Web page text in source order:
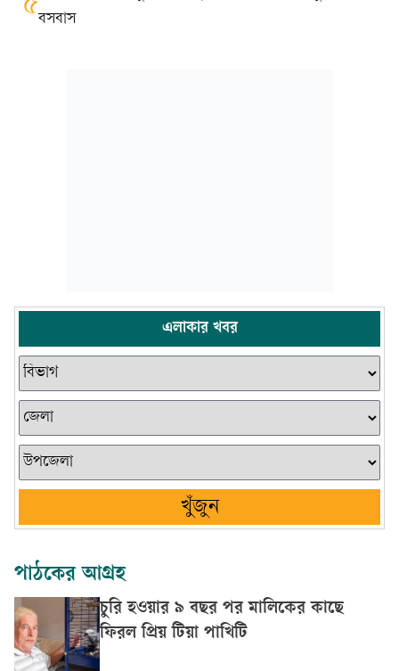
৫বসবাস
এলাকার খবর
খুঁজুন
পাঠকের আগ্রহ
চুরি হওয়ার ৯ বছর পর মালিকের কাছে
ফিরল প্রিয় টিয়া পাখিটি